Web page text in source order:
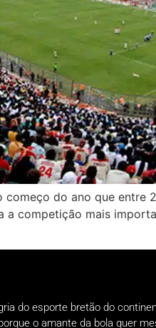
do ano que
competição mais
do esporte bretão do
o amante da bola quer